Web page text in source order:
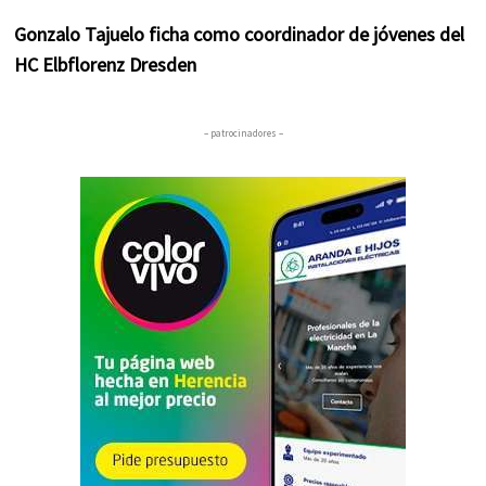
Gonzalo Tajuelo ficha como coordinador de jóvenes del
HC Elbflorenz Dresden
– patrocinadores –